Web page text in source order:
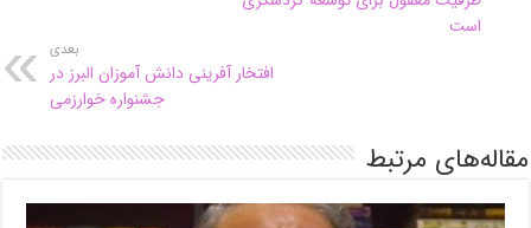
است
بعدی
افتخار آفرینی دانش آموزان البرز در
جشنواره خوارزمی
مقاله‌های مرتبط